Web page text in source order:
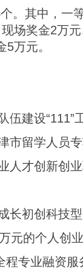
。其中，一
场奖金2万
万元。
伍建设“111”
市留学人员
人才创新创
长初创科技
元的个人创
程专业融资服